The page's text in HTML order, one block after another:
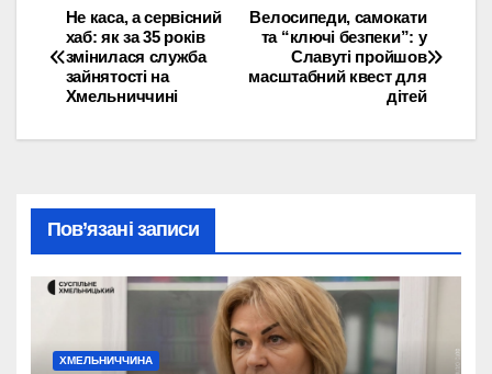
Навігація
записів
Велосипеди, самокати
та “ключі безпеки”: у
Славуті пройшов
масштабний квест для
дітей
Не каса, а сервісний
хаб: як за 35 років
змінилася служба
зайнятості на
Хмельниччині
Пов’язані записи
ХМЕЛЬНИЧЧИНА